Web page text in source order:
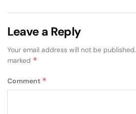
Leave a Reply
Your email address will not be published.
marked *
Comment *